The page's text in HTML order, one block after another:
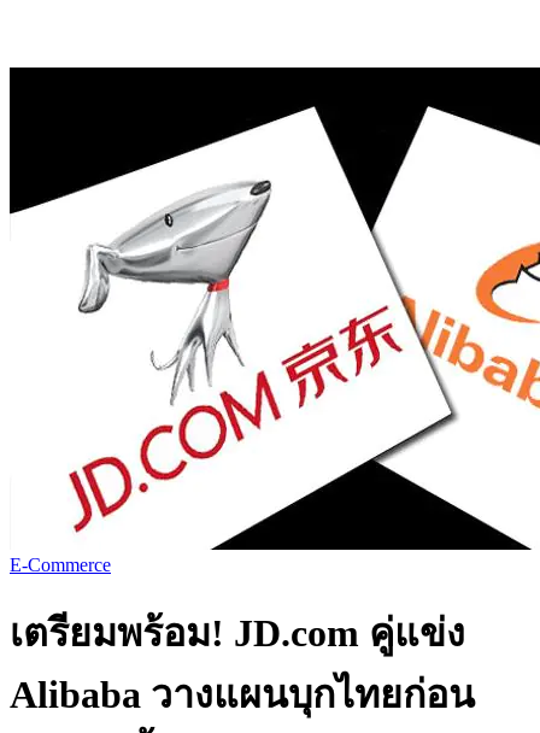
E-Commerce
เตรียมพร้อม! JD.com คู่แข่ง
Alibaba วางแผนบุกไทยก่อน